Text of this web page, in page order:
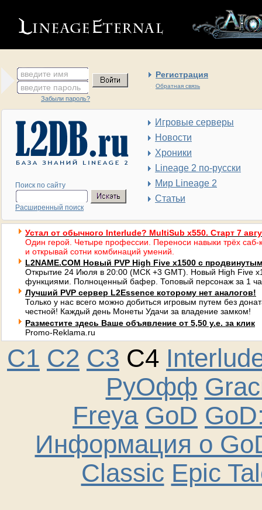
введите имя Регистрация
Обратная связь
введите пароль
Забыли пароль?
Поиск по сайту
Расширенный поиск
Игровые серверы
Новости
Хроники
Lineage 2 по-русски
Мир Lineage 2
Статьи
Устал от обычного Interlude? MultiSub x550. Старт 7
Один герой. Четыре профессии. Переноси навыки трёх саб-
и открывай сотни комбинаций умений.
L2NAME.COM Новый PVP High Five x1500 с
Открытие 24 Июля в 20:00 (МСК +3 GMT). Новый High Five
функциями. Полноценный бафер. Топовый персонаж за 1
Лучший PVP сервер L2Essence которому нет аналогов!
Только у нас всего можно добиться игровым путем без
честной! Каждый день Монеты Удачи за владение замком!
Разместите здесь Ваше объявление от 5,50 у.е. за клик
Promo-Reklama.ru
C1 C2 C3 C4
РуОфф
Freya GoD
Информация о
Classic Epic